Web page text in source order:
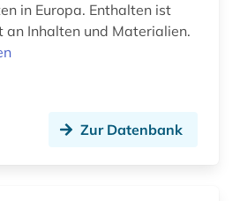
in Europa. Enthalten ist
an Inhalten und Materialien.
Zur Datenbank